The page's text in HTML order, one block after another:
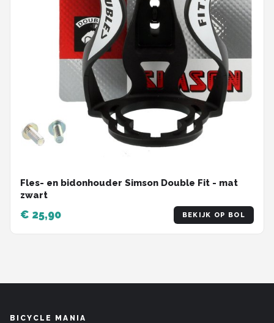
Fles- en bidonhouder Simson Double Fit - mat
zwart
€ 25,90 BEKIJK OP BOL
BICYCLE MANIA